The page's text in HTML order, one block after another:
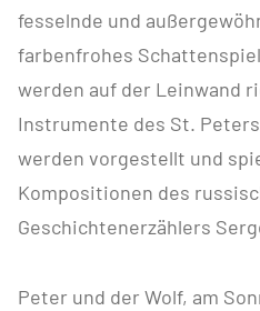
fesselnde und
farbenfrohes
werden auf der Leinwand
Instrumente des St.
werden vorgestellt und
Kompositionen des
Geschichtenerzählers
Peter und der Wolf, am